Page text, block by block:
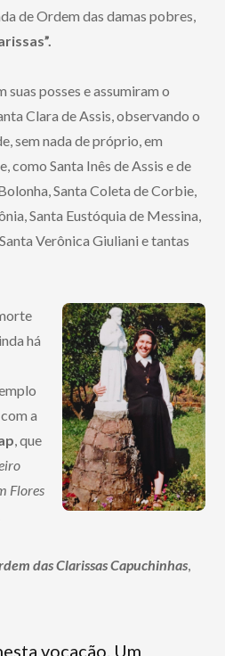
de Ordem das damas pobres,
posses e assumiram o
Clara de Assis, observando o
sem nada de próprio, em
como Santa Inês de Assis e de
Santa Coleta de Corbie,
Santa Eustóquia de Messina,
Verônica Giuliani e tantas
há
a
, que
Flores
das Clarissas Capuchinhas,
vocação. Um